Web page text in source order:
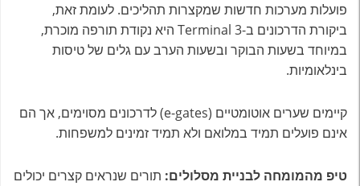
פועלות מערכות חדשות שמקצרות תהליכים. לעומת זאת,
ביקורת הדרכונים ב-Terminal 3 היא נקודת תורפה מוכרת,
במיוחד בשעות הבוקר ובשעות הערב עם גלים של טיסות
בינלאומיות.
קיימים שערים אוטומטיים (e-gates) לדרכונים מסוימים, אך הם
אינם פועלים תמיד במלואם ולא תמיד זמינים למשפחות.
טיפ מהמומחה לבניית מסלולים: תורים שנראים קצרים יכולים